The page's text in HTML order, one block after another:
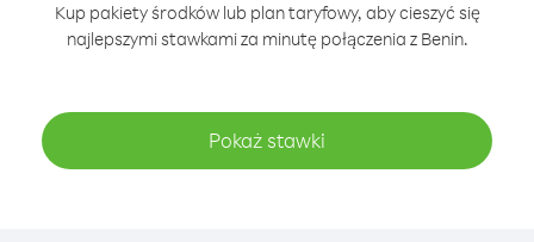
Kup pakiety środków lub plan taryfowy, aby cieszyć się
najlepszymi stawkami za minutę połączenia z Benin.
Pokaż stawki